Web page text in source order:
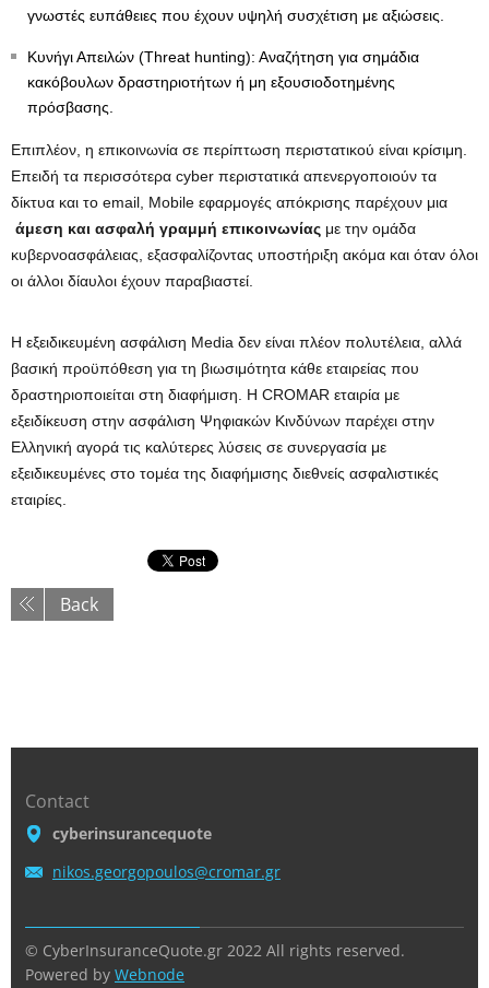
γνωστές ευπάθειες που έχουν υψηλή συσχέτιση με αξιώσεις.
Κυνήγι Απειλών (Threat hunting): Αναζήτηση για σημάδια
κακόβουλων δραστηριοτήτων ή μη εξουσιοδοτημένης
πρόσβασης.
Επιπλέον, η επικοινωνία σε περίπτωση περιστατικού είναι κρίσιμη.
Επειδή τα περισσότερα cyber περιστατικά απενεργοποιούν τα
δίκτυα και το email, Mobile εφαρμογές απόκρισης παρέχουν μια
άμεση και ασφαλή γραμμή επικοινωνίας με την ομάδα
κυβερνοασφάλειας, εξασφαλίζοντας υποστήριξη ακόμα και όταν όλοι
οι άλλοι δίαυλοι έχουν παραβιαστεί.
Η εξειδικευμένη ασφάλιση Media δεν είναι πλέον πολυτέλεια, αλλά
βασική προϋπόθεση για τη βιωσιμότητα κάθε εταιρείας που
δραστηριοποιείται στη διαφήμιση. Η CROMAR εταιρία με
εξειδίκευση στην ασφάλιση Ψηφιακών Κινδύνων παρέχει στην
Ελληνική αγορά τις καλύτερες λύσεις σε συνεργασία με
εξειδικευμένες στο τομέα της διαφήμισης διεθνείς ασφαλιστικές
εταιρίες.
Back
Contact
cyberinsurancequote
nikos.georgopoulos@cromar.gr
© CyberInsuranceQuote.gr 2022 All rights reserved.
Powered by Webnode